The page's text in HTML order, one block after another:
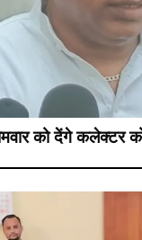
को देंगे कलेक्टर को